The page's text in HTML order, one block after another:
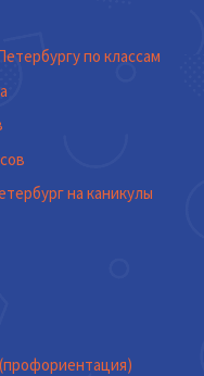
по классам
на каникулы